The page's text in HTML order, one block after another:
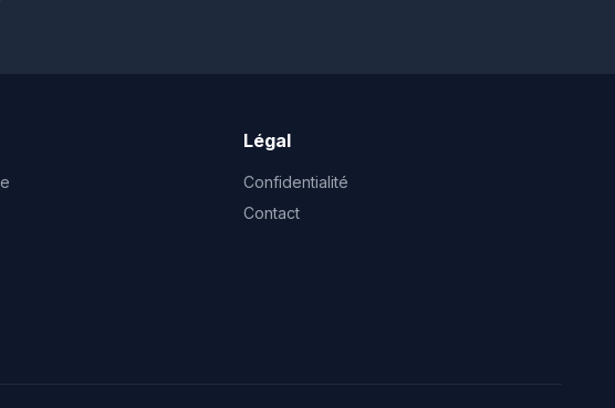
Légal
Confidentialité
Contact